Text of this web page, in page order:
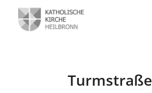
Turmstraße